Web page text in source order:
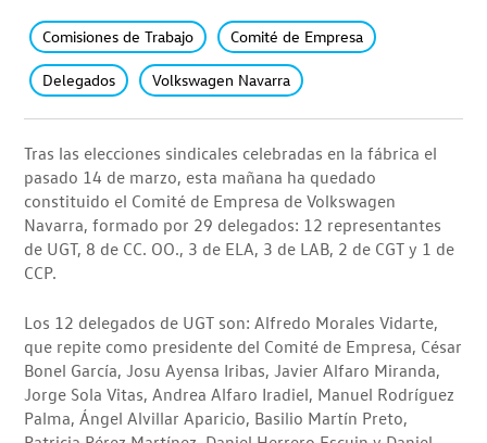
Comisiones de Trabajo Comité de Empresa
Delegados Volkswagen Navarra
Tras las elecciones sindicales celebradas en la fábrica el
pasado 14 de marzo, esta mañana ha quedado
constituido el Comité de Empresa de Volkswagen
Navarra, formado por 29 delegados: 12 representantes
de UGT, 8 de CC. OO., 3 de ELA, 3 de LAB, 2 de CGT y 1 de
CCP.
Los 12 delegados de UGT son: Alfredo Morales Vidarte,
que repite como presidente del Comité de Empresa, César
Bonel García, Josu Ayensa Iribas, Javier Alfaro Miranda,
Jorge Sola Vitas, Andrea Alfaro Iradiel, Manuel Rodríguez
Palma, Ángel Alvillar Aparicio, Basilio Martín Preto,